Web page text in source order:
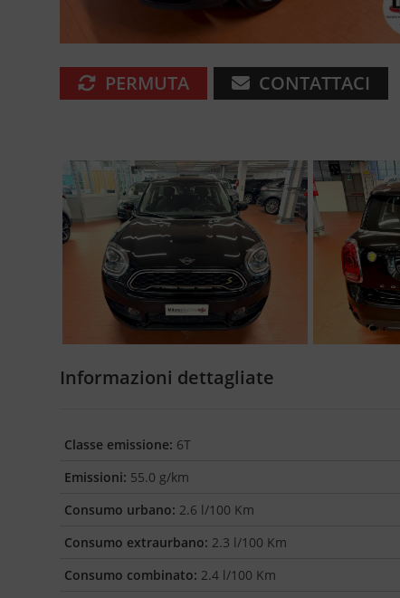
PERMUTA CONTATTACI
Informazioni dettagliate
Classe emissione: 6T
Emissioni: 55.0 g/km
Consumo urbano: 2.6 l/100 Km
Consumo extraurbano: 2.3 l/100 Km
Consumo combinato: 2.4 l/100 Km